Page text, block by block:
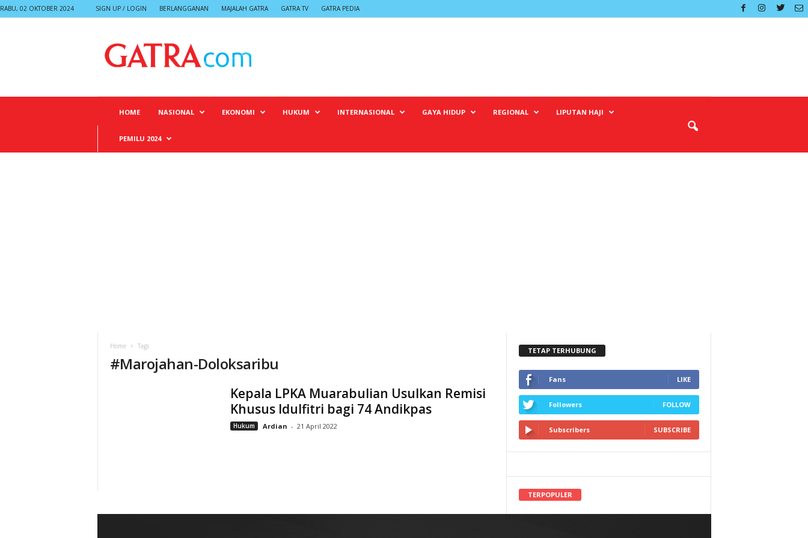
RABU, 02 OKTOBER 2024 SIGN UP / LOGIN BERLANGGANAN MAJALAH GATRA GATRA TV GATRA PEDIA
HOME NASIONAL EKONOMI HUKUM INTERNASIONAL GAYA HIDUP REGIONAL LIPUTAN HAJI
PEMILU 2024
Home Tags
#Marojahan-Doloksaribu
Kepala LPKA Muarabulian Usulkan Remisi
Khusus Idulfitri bagi 74 Andikpas
Hukum Ardian - 21 April 2022
TETAP TERHUBUNG
Fans LIKE
Followers FOLLOW
Subscribers SUBSCRIBE
TERPOPULER